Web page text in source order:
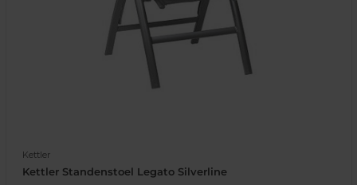
Kettler
Kettler Standenstoel Legato Silverline